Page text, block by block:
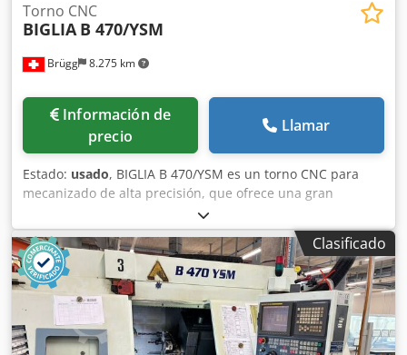
Brügg 8.275 km
Torno CNC
BIGLIA B 470/YSM
Información de
precio
Llamar
Estado: usado, BIGLIA B 470/YSM es un torno CNC para
mecanizado de alta precisión, que ofrece una gran
exactitud y fiabilidad. Características: diámetro de
torneado de 210 mm, diámetro de barra de 65 mm,
longitud de torneado de 300 mm, eje Y de 110 mm; dos
carros múltiples (2) con 12 posiciones cada uno y 12
herramientas accionadas por carro. Datos principales:
velocidad de husillo máx. de 4000 rpm; potencia del
contrahusillo de 11 kW; motor del husillo de 26 kW;
conexión de 50 Hz 3 x 400 voltios; peso de la máquina de
Clasificado